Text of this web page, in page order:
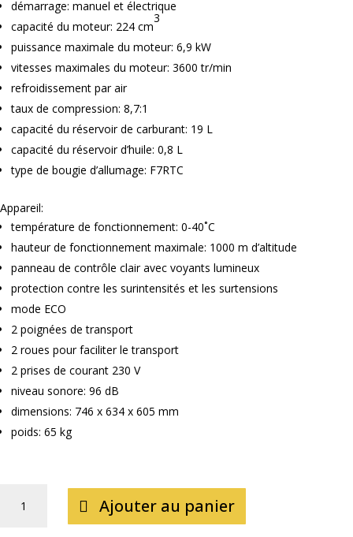
démarrage: manuel et électrique
capacité du moteur: 224 cm
3
puissance maximale du moteur: 6,9 kW
vitesses maximales du moteur: 3600 tr/min
refroidissement par air
taux de compression: 8,7:1
capacité du réservoir de carburant: 19 L
capacité du réservoir d’huile: 0,8 L
type de bougie d’allumage: F7RTC
Appareil:
température de fonctionnement: 0-40˚C
hauteur de fonctionnement maximale: 1000 m d’altitude
panneau de contrôle clair avec voyants lumineux
protection contre les surintensités et les surtensions
mode ECO
2 poignées de transport
2 roues pour faciliter le transport
2 prises de courant 230 V
niveau sonore: 96 dB
dimensions: 746 x 634 x 605 mm
poids: 65 kg
Ajouter au panier